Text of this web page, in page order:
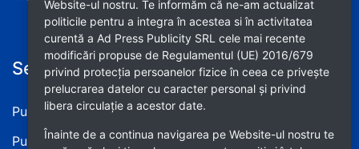
Servicii oferite
Publică Anunț Tipărit
Publică Anunț Online
Informații utile
Termeni și condiții
Prelucrarea datelor personale
Website-ul nostru. Te informăm că ne-am actualizat
politicile pentru a integra în acestea si în activitatea
curentă a Ad Press Publicity SRL cele mai recente
modificări propuse de Regulamentul (UE) 2016/679
privind protecția persoanelor fizice în ceea ce privește
prelucrarea datelor cu caracter personal și privind
libera circulație a acestor date.
Înainte de a continua navigarea pe Website-ul nostru te